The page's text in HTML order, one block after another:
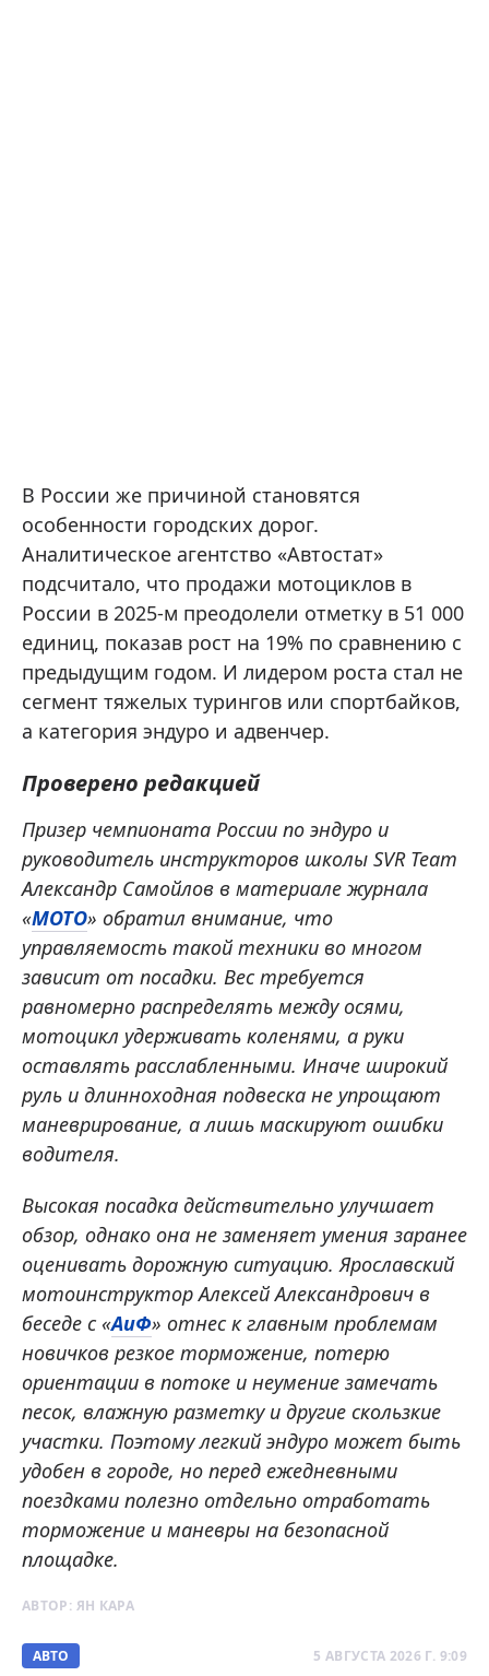
В России же причиной становятся
особенности городских дорог.
Аналитическое агентство «Автостат»
подсчитало, что продажи мотоциклов в
России в 2025-м преодолели отметку в 51 000
единиц, показав рост на 19% по сравнению с
предыдущим годом. И лидером роста стал не
сегмент тяжелых турингов или спортбайков,
а категория эндуро и адвенчер.
Проверено редакцией
Призер чемпионата России по эндуро и
руководитель инструкторов школы SVR Team
Александр Самойлов в материале журнала
«МОТО» обратил внимание, что
управляемость такой техники во многом
зависит от посадки. Вес требуется
равномерно распределять между осями,
мотоцикл удерживать коленями, а руки
оставлять расслабленными. Иначе широкий
руль и длинноходная подвеска не упрощают
маневрирование, а лишь маскируют ошибки
водителя.
Высокая посадка действительно улучшает
обзор, однако она не заменяет умения заранее
оценивать дорожную ситуацию. Ярославский
мотоинструктор Алексей Александрович в
беседе с «АиФ» отнес к главным проблемам
новичков резкое торможение, потерю
ориентации в потоке и неумение замечать
песок, влажную разметку и другие скользкие
участки. Поэтому легкий эндуро может быть
удобен в городе, но перед ежедневными
поездками полезно отдельно отработать
торможение и маневры на безопасной
площадке.
АВТОР: ЯН КАРА
АВТО 5 АВГУСТА 2026 Г. 9:09